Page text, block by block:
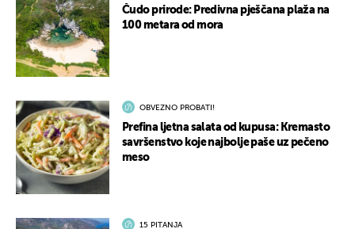
Čudo prirode: Predivna pješčana plaža na
100 metara od mora
OBVEZNO PROBATI!
Prefina ljetna salata od kupusa: Kremasto
savršenstvo koje najbolje paše uz pečeno
meso
15 PITANJA